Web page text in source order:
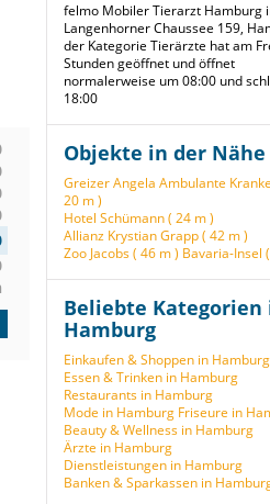
felmo Mobiler Tierarzt Hamburg
Langenhorner Chaussee 159,
der Kategorie Tierärzte hat am
Stunden geöffnet und öffnet
normalerweise um 08:00 und
18:00
Objekte in der Nähe
Greizer Angela Ambulante
20 m )
Hotel Schümann ( 24 m )
Allianz Krystian Grapp ( 42 m )
Zoo Jacobs ( 46 m ) Bavaria-Insel
Beliebte Kategorien
Hamburg
Einkaufen & Shoppen in Hamburg
Essen & Trinken in Hamburg
Restaurants in Hamburg
Mode in Hamburg Friseure in
Beauty & Wellness in Hamburg
Ärzte in Hamburg
Dienstleistungen in Hamburg
Banken & Sparkassen in